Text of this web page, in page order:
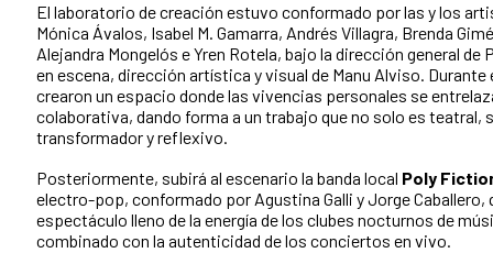
El laboratorio de creación estuvo conformado por las y los
Mónica Ávalos, Isabel M. Gamarra, Andrés Villagra, Brenda
Alejandra Mongelós e Yren Rotela, bajo la dirección general de
en escena, dirección artística y visual de Manu Alviso.
crearon un espacio donde las vivencias personales se
colaborativa, dando forma a un trabajo que no solo es teatral,
transformador y reflexivo.
Posteriormente, subirá al escenario la banda local Poly
electro-pop, conformado por Agustina Galli y Jorge Caballero,
espectáculo lleno de la energía de los clubes nocturnos de
combinado con la autenticidad de los conciertos en vivo.